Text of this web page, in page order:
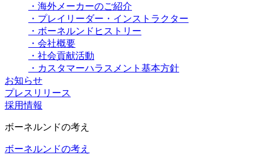
・海外メーカーのご紹介
・プレイリーダー・インストラクター
・ボーネルンドヒストリー
・会社概要
・社会貢献活動
・カスタマーハラスメント基本方針
お知らせ
プレスリリース
採用情報
ボーネルンドの考え
ボーネルンドの考え